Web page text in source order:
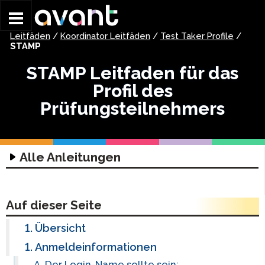
Leitfäden / Koordinator Leitfäden / Test Taker Profile /
STAMP
STAMP Leitfaden für das
Profil des
Prüfungsteilnehmers
Alle Anleitungen
Technologie-Leitfaden
Headset-Leitfaden
Koordinator Leitfäden
Anleitungen zum Einstieg
Auf dieser Seite
Übersicht
Anmeldeinformationen